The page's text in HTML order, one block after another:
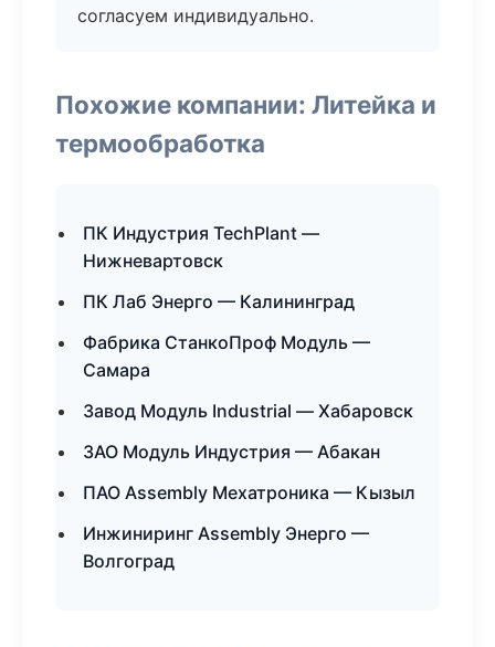
согласуем индивидуально.
Похожие компании: Литейка и
термообработка
ПК Индустрия TechPlant —
Нижневартовск
ПК Лаб Энерго — Калининград
Фабрика СтанкоПроф Модуль —
Самара
Завод Модуль Industrial — Хабаровск
ЗАО Модуль Индустрия — Абакан
ПАО Assembly Мехатроника — Кызыл
Инжиниринг Assembly Энерго —
Волгоград